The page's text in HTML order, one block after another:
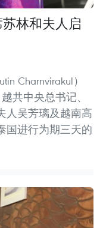
林和夫人启
Charnvirakul）
共中央总书记、
人吴芳璃及越南高
国进行为期三天的